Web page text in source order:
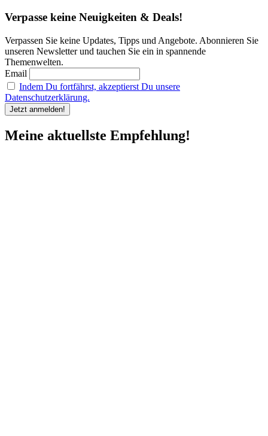
Verpasse keine Neuigkeiten & Deals!
Verpassen Sie keine Updates, Tipps und Angebote. Abonnieren Sie
unseren Newsletter und tauchen Sie ein in spannende
Themenwelten.
Email
Indem Du fortfährst, akzeptierst Du unsere
Datenschutzerklärung.
Meine aktuellste Empfehlung!